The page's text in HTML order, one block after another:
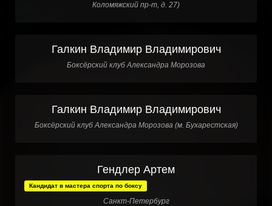
Коломяжский пр-т, д. 27)
Галкин Владимир Владимирович
Боксёрский клуб Александра Морозова
Галкин Владимир Владимирович
Боксёрский клуб Александра Морозова (м. Бухарестская)
Гендлер Артем
Кандидат в мастера спорта по боксу
Санкт-Петербург